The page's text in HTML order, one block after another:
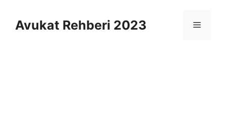
Avukat Rehberi 2023 Menü